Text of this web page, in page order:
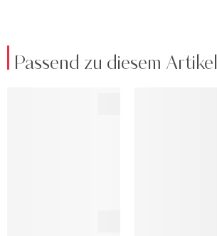
Passend zu diesem Artikel